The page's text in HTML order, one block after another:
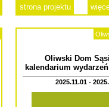
strona projektu
Oliwski Dom
kalendarium
2025.11.01 -